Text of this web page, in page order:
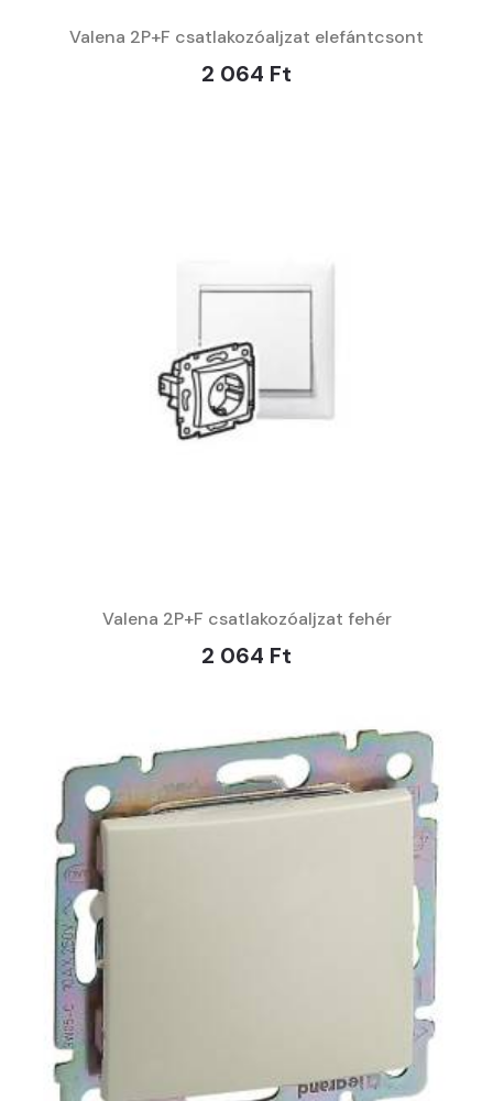
Valena 2P+F csatlakozóaljzat elefántcsont
2 064 Ft
Valena 2P+F csatlakozóaljzat fehér
2 064 Ft